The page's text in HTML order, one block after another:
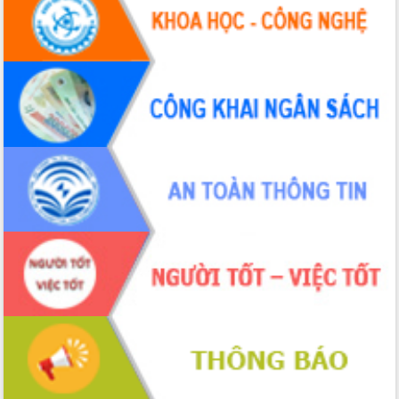
Hội thảo khoa học “Giải pháp thúc đẩy
phát triển nền kinh tế xanh tại tỉnh
Đắk Lắk”
Tăng cường giám sát, đôn đốc thực
hiện nhiệm vụ quản lý tài sản công
hàng tuần
Tháo gỡ những vướng mắc, đẩy mạnh
công tác cải cách thủ tục hành chính
tại Trung tâm Phục vụ hành chính
công tỉnh
Đắk Lắk: Tôn vinh 46 giải pháp tại Hội
thi Sáng tạo Kỹ thuật 2024 - 2025
Đắk Lắk rà soát, điều chỉnh Đề án 190
về phát triển nuôi trồng thủy sản
Phó Chủ tịch UBND tỉnh Đắk Lắk
Trương Công Thái kiểm tra thực địa
Dự án cao tốc Khánh Hòa - Buôn Ma
Thuột
Định vị cà phê Việt Nam như một “di
sản sống” trong dòng chảy toàn cầu